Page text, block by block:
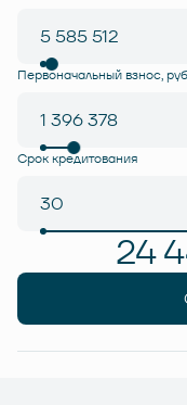
Первоначальный взнос, руб.
Срок кредитования
24